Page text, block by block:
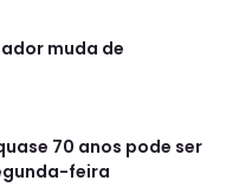
muda de
70 anos pode ser
feira